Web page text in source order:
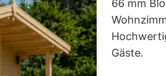
66 mm
Gäste.